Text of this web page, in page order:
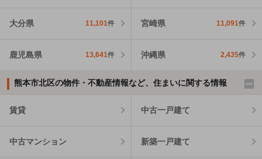
大分県 11,101件 宮崎県 11,091件
鹿児島県 13,641件 沖縄県 2,435件
熊本市北区の物件・不動産情報など、住まいに関する情報
賃貸 中古一戸建て
中古マンション 新築一戸建て